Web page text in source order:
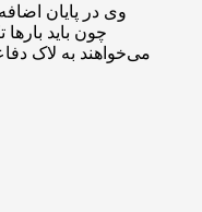
وی در پایان
چون باید
می‌خواهند به لاک